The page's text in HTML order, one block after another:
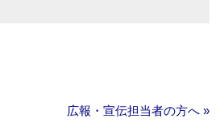
広報・宣伝担当者の方へ »